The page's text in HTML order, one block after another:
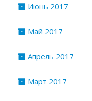
Июнь 2017
Май 2017
Апрель 2017
Март 2017